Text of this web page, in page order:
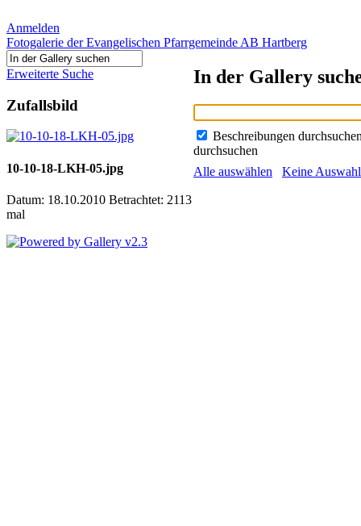
Anmelden
Fotogalerie der Evangelischen Pfarrgemeinde AB Hartberg
Erweiterte Suche
Zufallsbild
10-10-18-LKH-05.jpg
Datum: 18.10.2010 Betrachtet: 2113
mal
In der Gallery
Beschreibungen
durchsuchen
Alle auswählen
Keine Auswahl